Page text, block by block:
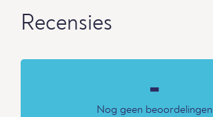
Recensies
-
Nog geen beoordelingen